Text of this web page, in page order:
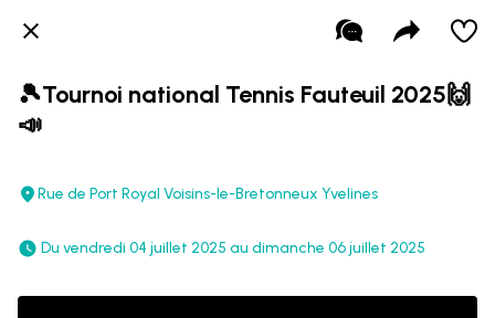
🎾Tournoi national Tennis Fauteuil 2025🙌
📣
Rue de Port Royal Voisins-le-Bretonneux Yvelines
Du vendredi 04 juillet 2025 au dimanche 06 juillet 2025